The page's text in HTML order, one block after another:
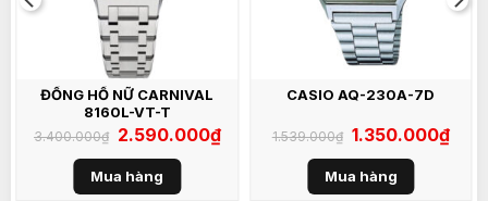
ĐỒNG HỒ NỮ CARNIVAL
8160L-VT-T
3.400.000₫ Giá
gốc
là:
3.400.000₫.
2.590.000₫Giá
hiện
Mua hàng
CASIO AQ-230A-7D
1.539.000₫ Giá
gốc
là:
1.539.000₫.
1.350.000₫Giá
hiện
Mua hàng